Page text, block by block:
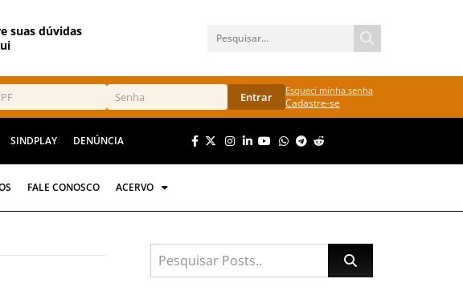
suas dúvidas
Entrar Esqueci minha senha
Cadastre-se
SINDPLAY DENÚNCIA
FALE CONOSCO ACERVO